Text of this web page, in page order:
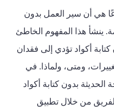
هي أن سير العمل بدون
ينشأ هذا المفهوم الخاطئ
أكواد تؤدي إلى فقدان
ومتى، ولماذا. في
الحديثة بدون كتابة أكواد
من خلال تطبيق